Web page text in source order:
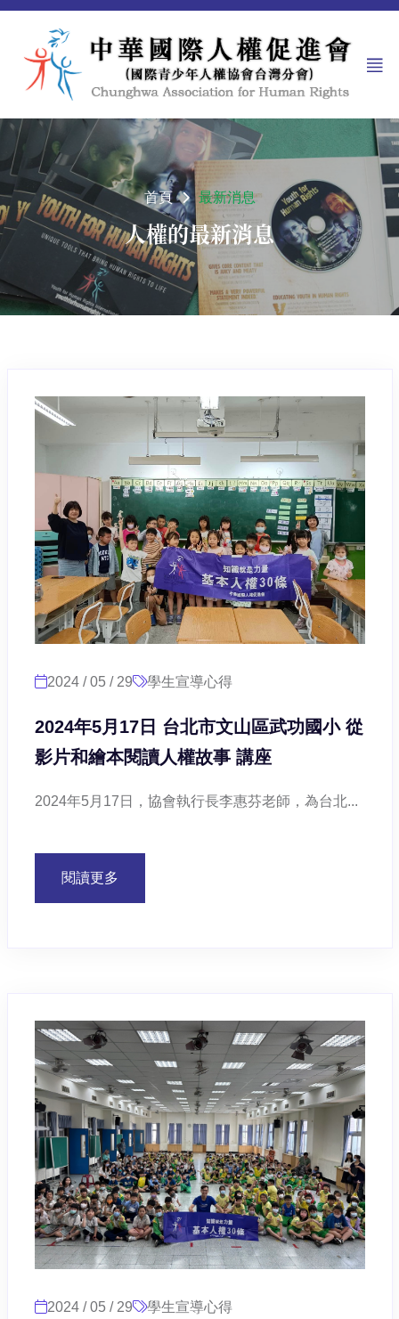
首頁 最新消息
人權的最新消息
2024 / 05 / 29 學生宣導心得
2024年5月17日 台北市文山區武功國小 從
影片和繪本閱讀人權故事 講座
2024年5月17日，協會執行長李惠芬老師，為台北...
閱讀更多
2024 / 05 / 29 學生宣導心得